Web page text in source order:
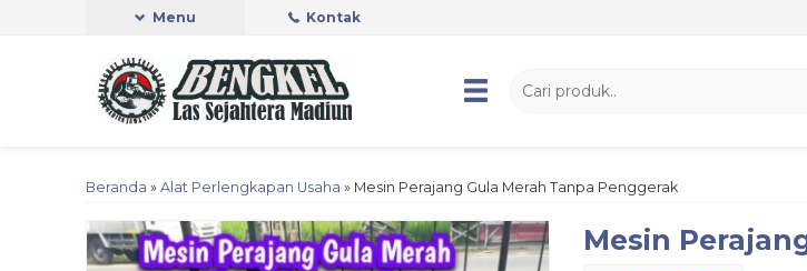
Menu Kontak
Beranda » Alat Perlengkapan Usaha » Mesin Perajang Gula Merah Tanpa Penggerak
Mesin